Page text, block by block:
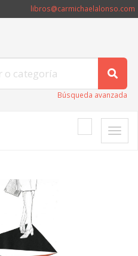
libros@carmichaelalonso.com
Búsqueda avanzada
Toggle